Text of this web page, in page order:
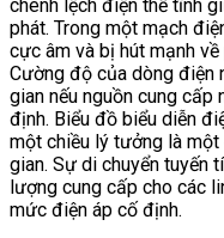
chênh lệch điện thế tĩnh
phát. Trong một mạch
cực âm và bị hút mạnh
Cường độ của dòng điện
gian nếu nguồn cung
định. Biểu đồ biểu diễn
một chiều lý tưởng là
gian. Sự di chuyển tuyến
lượng cung cấp cho các
mức điện áp cố định.